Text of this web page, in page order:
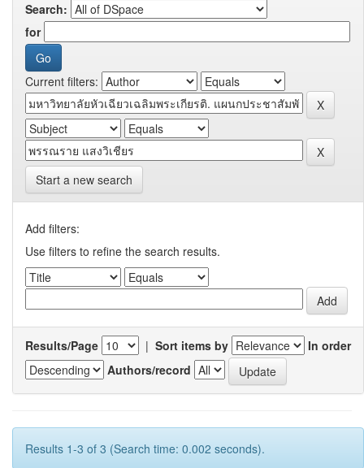
Search:
for
Current filters:
Start a new search
Add filters:
Use filters to refine the search results.
Results/Page | Sort items by
In order
Authors/record
Results 1-3 of 3 (Search time: 0.002 seconds).